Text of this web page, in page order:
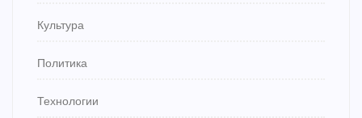
Культура
Политика
Технологии